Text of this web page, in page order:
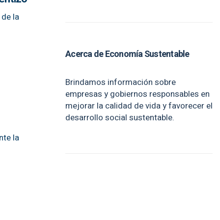
la
la
Acerca de Economía Sustentable
Brindamos información sobre
empresas y gobiernos responsables en
mejorar la calidad de vida y favorecer el
desarrollo social sustentable.